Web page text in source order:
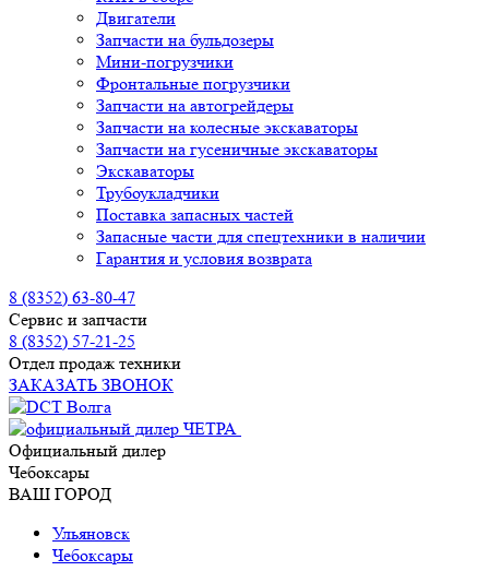
Двигатели
Запчасти на бульдозеры
Мини-погрузчики
Фронтальные погрузчики
Запчасти на автогрейдеры
Запчасти на колесные экскаваторы
Запчасти на гусеничные экскаваторы
Экскаваторы
Трубоукладчики
Поставка запасных частей
Запасные части для спецтехники в наличии
Гарантия и условия возврата
8 (8352) 63-80-47
Сервис и запчасти
8 (8352) 57-21-25
Отдел продаж техники
ЗАКАЗАТЬ ЗВОНОК
Официальный дилер
Чебоксары
ВАШ ГОРОД
Ульяновск
Чебоксары